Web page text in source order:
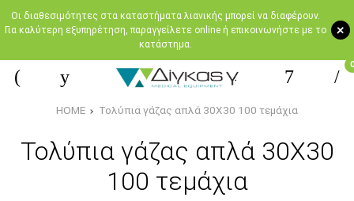
+
Oι διαθεσιμότητες στα καταστήματα λιανικής μπορεί να διαφέρουν.
Για καλύτερη εξυπηρέτηση, παραγγείλετε online ή επικοινωνήστε με το
κατάστημα.
0
HOME Τολύπια γάζας απλά 30Χ30 100 τεμάχια
Τολύπια γάζας απλά 30Χ30
100 τεμάχια